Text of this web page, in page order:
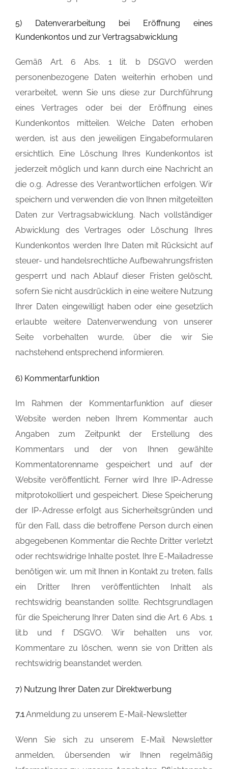
5) Datenverarbeitung bei Eröffnung eines
Kundenkontos und zur Vertragsabwicklung
Gemäß Art. 6 Abs. 1 lit. b DSGVO werden
personenbezogene Daten weiterhin erhoben und
verarbeitet, wenn Sie uns diese zur Durchführung
eines Vertrages oder bei der Eröffnung eines
Kundenkontos mitteilen. Welche Daten erhoben
werden, ist aus den jeweiligen Eingabeformularen
ersichtlich. Eine Löschung Ihres Kundenkontos ist
jederzeit möglich und kann durch eine Nachricht an
die o.g. Adresse des Verantwortlichen erfolgen. Wir
speichern und verwenden die von Ihnen mitgeteilten
Daten zur Vertragsabwicklung. Nach vollständiger
Abwicklung des Vertrages oder Löschung Ihres
Kundenkontos werden Ihre Daten mit Rücksicht auf
steuer- und handelsrechtliche Aufbewahrungsfristen
gesperrt und nach Ablauf dieser Fristen gelöscht,
sofern Sie nicht ausdrücklich in eine weitere Nutzung
Ihrer Daten eingewilligt haben oder eine gesetzlich
erlaubte weitere Datenverwendung von unserer
Seite vorbehalten wurde, über die wir Sie
nachstehend entsprechend informieren.
6) Kommentarfunktion
Im Rahmen der Kommentarfunktion auf dieser
Website werden neben Ihrem Kommentar auch
Angaben zum Zeitpunkt der Erstellung des
Kommentars und der von Ihnen gewählte
Kommentatorenname gespeichert und auf der
Website veröffentlicht. Ferner wird Ihre IP-Adresse
mitprotokolliert und gespeichert. Diese Speicherung
der IP-Adresse erfolgt aus Sicherheitsgründen und
für den Fall, dass die betroffene Person durch einen
abgegebenen Kommentar die Rechte Dritter verletzt
oder rechtswidrige Inhalte postet. Ihre E-Mailadresse
benötigen wir, um mit Ihnen in Kontakt zu treten, falls
ein Dritter Ihren veröffentlichten Inhalt als
rechtswidrig beanstanden sollte. Rechtsgrundlagen
für die Speicherung Ihrer Daten sind die Art. 6 Abs. 1
lit.b und f DSGVO. Wir behalten uns vor,
Kommentare zu löschen, wenn sie von Dritten als
rechtswidrig beanstandet werden.
7) Nutzung Ihrer Daten zur Direktwerbung
7.1Anmeldung zu unserem E-Mail-Newsletter
Wenn Sie sich zu unserem E-Mail Newsletter
anmelden, übersenden wir Ihnen regelmäßig